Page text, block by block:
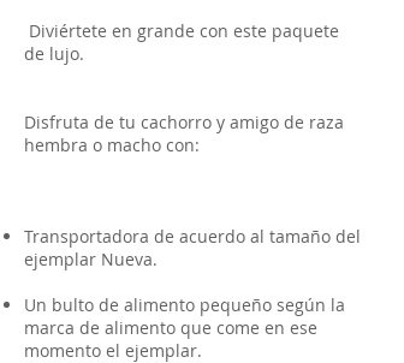
Diviértete en grande con este paquete
de lujo.
Disfruta de tu cachorro y amigo de raza
hembra o macho con:
Transportadora de acuerdo al tamaño del
ejemplar Nueva.
Un bulto de alimento pequeño según la
marca de alimento que come en ese
momento el ejemplar.